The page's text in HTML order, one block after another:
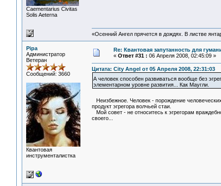
Сaementarius Civitas
Solis Aeterna
«Осенний Ангел прячется в дождях. В листве
Pipa
Администратор
Ветеран
Сообщений: 3660
Квантовая
инструменталистка
Re: Квантовая запутанность для
« Ответ #31 : 06 Апреля 2008, 02:45:09 »
Цитата: City Angel от 05 Апреля 2008, 22:31:03
А человек способен развиваться вообще без
элементарном уровне развития... Как Маугли.
Неизбежное. Человек - порождение
продукт эгрегора волчьей стаи.
Мой совет - не относитесь к эгрегорам
своего...